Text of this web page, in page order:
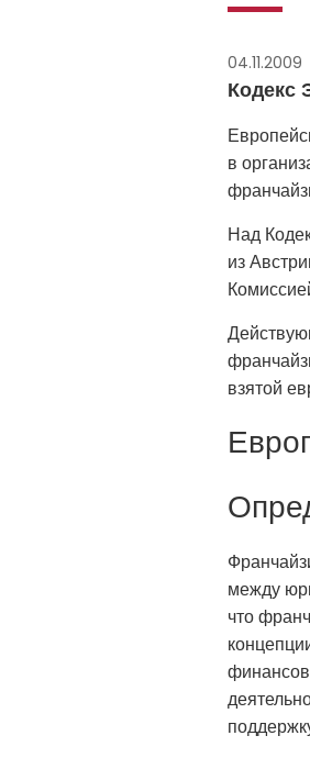
04.11.2009
Кодекс
в
Над
из
взятой
между
что